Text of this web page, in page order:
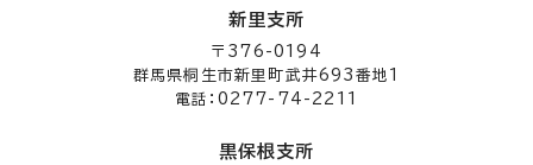
新里支所
〒376-0194
群馬県桐生市新里町武井693番地1
電話：0277-74-2211
黒保根支所